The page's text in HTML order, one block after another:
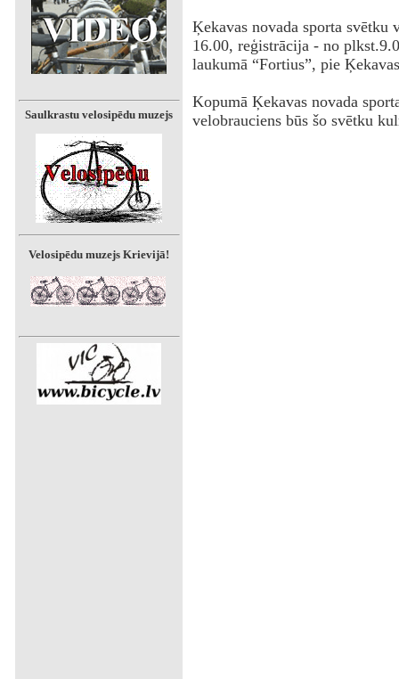
Saulkrastu velosipēdu muzejs
Velosipēdu muzejs Krievijā!
Ķekavas novada sporta
16.00, reģistrācija - no
laukumā “Fortius”, pie
Kopumā Ķekavas novada
velobrauciens būs šo svētku